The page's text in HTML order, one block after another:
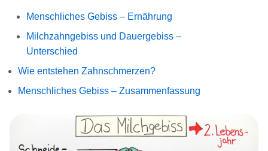
Menschliches Gebiss – Ernährung
Milchzahngebiss und Dauergebiss –
Unterschied
Wie entstehen Zahnschmerzen?
Menschliches Gebiss – Zusammenfassung